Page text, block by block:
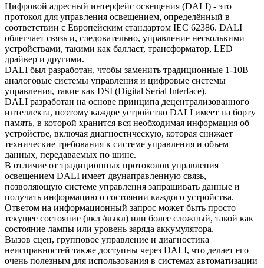
Цифровой адресный интерфейс освещения (DALI) - это
протокол для управления освещением, определённый в
соответствии с Европейским стандартом IEC 62386. DALI
облегчает связь и, следовательно, управление несколькими
устройствами, такими как балласт, трансформатор, LED
драйвер и другими.
DALI был разработан, чтобы заменить традиционные 1-10В
аналоговые системы управления и цифровые системы
управления, такие как DSI (Digital Serial Interface).
DALI разработан на основе принципа децентрализованного
интеллекта, поэтому каждое устройство DALI имеет на борту
память, в которой хранится вся необходимая информация об
устройстве, включая диагностическую, которая снижает
технические требования к системе управления и объем
данных, передаваемых по шине.
В отличие от традиционных протоколов управления
освещением DALI имеет двунаправленную связь,
позволяющую системе управления запрашивать данные и
получать информацию о состоянии каждого устройства.
Ответом на информационный запрос может быть просто
текущее состояние (вкл /выкл) или более сложный, такой как
состояние лампы или уровень заряда аккумулятора.
Вызов сцен, групповое управление и диагностика
неисправностей также доступны через DALI, что делает его
очень полезным для использования в системах автоматизации